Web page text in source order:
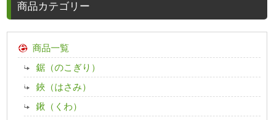
商品カテゴリー
商品一覧
鋸（のこぎり）
鋏（はさみ）
鍬（くわ）